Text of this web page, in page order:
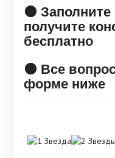
🟠
получите
бесплатно
🟠 Все
форме ниже